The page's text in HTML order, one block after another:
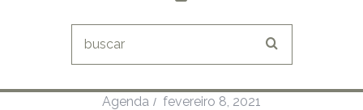
Agenda fevereiro 8, 2021